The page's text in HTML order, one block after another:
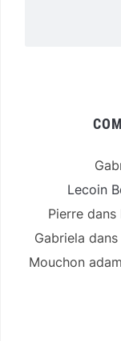
Lecoin
Pierredans
Gabriela dans
Mouchon